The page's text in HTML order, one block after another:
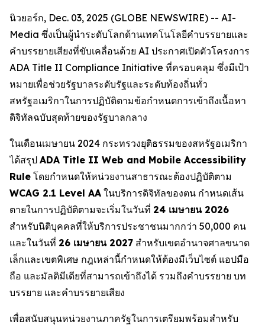
นิวยอร์ก, Dec. 03, 2025 (GLOBE NEWSWIRE) -- AI-
Media ซึ่งเป็นผู้นำระดับโลกด้านเทคโนโลยีคำบรรยายและ
คำบรรยายเสียงที่ขับเคลื่อนด้วย AI ประกาศเปิดตัวโครงการ
ADA Title II Compliance Initiative ที่ครอบคลุม ซึ่งมีเป้า
หมายเพื่อช่วยรัฐบาลระดับรัฐและระดับท้องถิ่นทั่ว
สหรัฐอเมริกาในการปฏิบัติตามข้อกำหนดการเข้าถึงเนื้อหา
ดิจิทัลฉบับสุดท้ายของรัฐบาลกลาง
ในเดือนเมษายน 2024 กระทรวงยุติธรรมของสหรัฐอเมริกา
ได้สรุป ADA Title II Web and Mobile Accessibility
Rule โดยกำหนดให้หน่วยงานสาธารณะต้องปฏิบัติตาม
WCAG 2.1 Level AA ในบริการดิจิทัลของตน กำหนดเส้น
ตายในการปฏิบัติตามจะเริ่มในวันที่ 24 เมษายน 2026
สำหรับนิติบุคคลที่ให้บริการประชาชนมากกว่า 50,000 คน
และในวันที่ 26 เมษายน 2027 สำหรับเขตอำนาจศาลขนาด
เล็กและเขตพิเศษ กฎเหล่านี้กำหนดให้ต้องมีเว็บไซต์ แอปมือ
ถือ และมัลติมีเดียที่สามารถเข้าถึงได้ รวมถึงคำบรรยาย บท
บรรยาย และคำบรรยายเสียง
เพื่อสนับสนุนหน่วยงานภาครัฐในการเตรียมพร้อมสำหรับ